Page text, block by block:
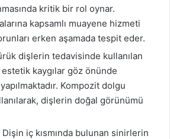
kritik bir rol oynar.
kapsamlı muayene hizmeti
erken aşamada tespit eder.
dişlerin tedavisinde kullanılan
kaygılar göz önünde
Kompozit dolgu
dişlerin doğal görünümü
Dişin iç kısmında bulunan sinirlerin